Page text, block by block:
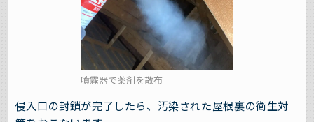
噴霧器で薬剤を散布
侵入口の封鎖が完了したら、汚染された屋根裏の衛生対